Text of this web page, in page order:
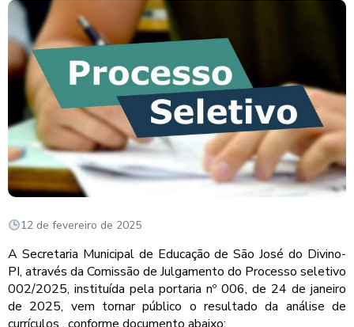
12 de fevereiro de 2025
A Secretaria Municipal de Educação de São José do Divino-
PI, através da Comissão de Julgamento do Processo seletivo
002/2025, instituída pela portaria nº 006, de 24 de janeiro
de 2025, vem tornar público o resultado da análise de